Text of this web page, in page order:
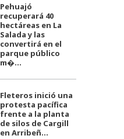
Pehuajó
recuperará 40
hectáreas en La
Salada y las
convertirá en el
parque público
m�...
Fleteros inició una
protesta pacífica
frente a la planta
de silos de Cargill
en Arribeñ...